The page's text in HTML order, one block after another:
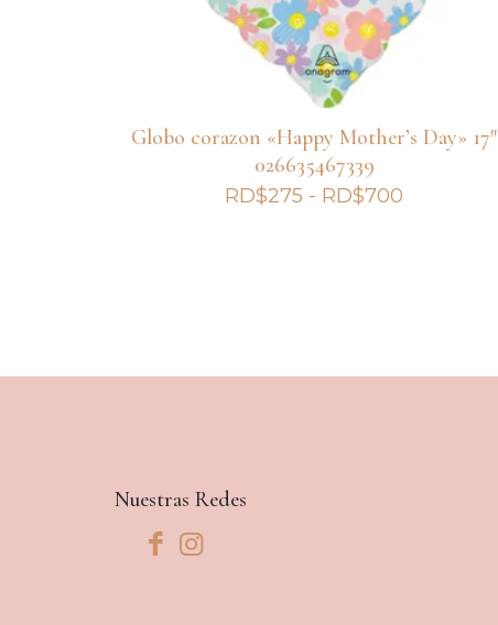
Globo corazon «Happy Mother’s Day» 17″
026635467339
RD$275 - RD$700
Nuestras Redes